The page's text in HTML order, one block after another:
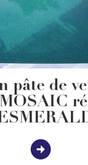
pâte de